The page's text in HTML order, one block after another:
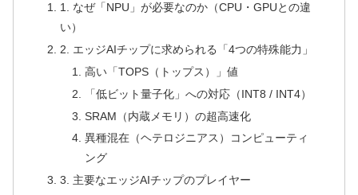
1. なぜ「NPU」が必要なのか（CPU・GPUとの違
い）
2. エッジAIチップに求められる「4つの特殊能力」
高い「TOPS（トップス）」値
「低ビット量子化」への対応（INT8 / INT4）
SRAM（内蔵メモリ）の超高速化
異種混在（ヘテロジニアス）コンピューティ
ング
3. 主要なエッジAIチップのプレイヤー